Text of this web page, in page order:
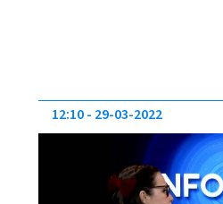
12:10 29-03-2022